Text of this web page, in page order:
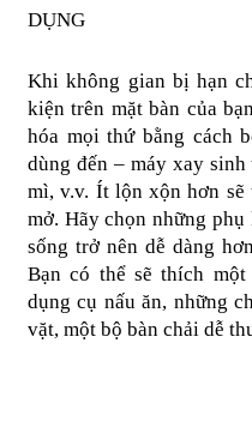
DỤNG
Khi không gian bị hạn
kiện trên mặt bàn của
hóa mọi thứ bằng cách
dùng đến – máy xay
mì, v.v. Ít lộn xộn hơn sẽ
mở. Hãy chọn những
sống trở nên dễ dàng
Bạn có thể sẽ thích
dụng cụ nấu ăn, những
vặt, một bộ bàn chải dễ